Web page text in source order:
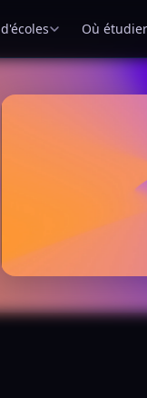
Où étudier